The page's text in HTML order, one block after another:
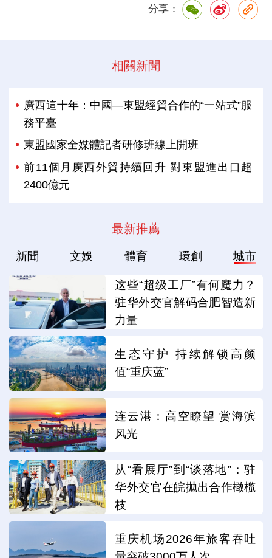
分享：
相關新聞
廣西這十年：中國—東盟經貿合作的“一站式”服
務平臺
東盟國家全媒體記者研修班線上開班
前11個月廣西外貿持續回升 對東盟進出口超
2400億元
最新推薦
新聞 文娛 體育 環創 城市
这些“超级工厂”有何魔力？
驻华外交官解码合肥智造新
力量
生态守护 持续解锁高颜
值“重庆蓝”
连云港：高空瞭望 赏海滨
风光
从“看展厅”到“谈落地”：驻
华外交官在皖抛出合作橄榄
枝
重庆机场2026年旅客吞吐